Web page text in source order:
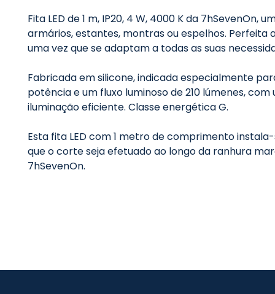
Fita LED de 1 m, IP20, 4 W, 4000 K da
armários, estantes, montras ou espelhos. Perfeita
uma vez que se adaptam a todas as suas
Fabricada em silicone, indicada especialmente
potência e um fluxo luminoso de 210 lúmenes,
iluminação eficiente. Classe energética G.
Esta fita LED com 1 metro de comprimento
que o corte seja efetuado ao longo da ranhura
7hSevenOn.